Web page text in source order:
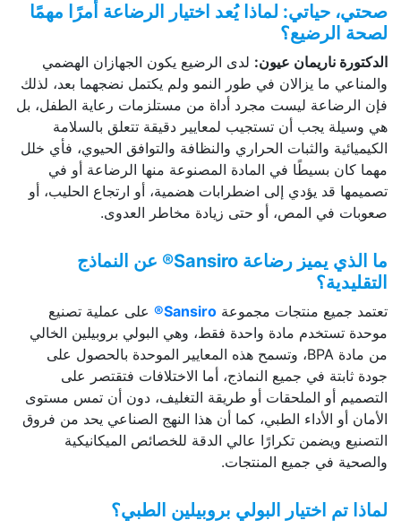
صحتي، حياتي: لماذا يُعد اختيار الرضاعة أمرًا مهمًا
لصحة الرضيع؟
الدكتورة ناريمان عيون: لدى الرضيع يكون الجهازان الهضمي
والمناعي ما يزالان في طور النمو ولم يكتمل نضجهما بعد، لذلك
فإن الرضاعة ليست مجرد أداة من مستلزمات رعاية الطفل، بل
هي وسيلة يجب أن تستجيب لمعايير دقيقة تتعلق بالسلامة
الكيميائية والثبات الحراري والنظافة والتوافق الحيوي، فأي خلل
مهما كان بسيطًا في المادة المصنوعة منها الرضاعة أو في
تصميمها قد يؤدي إلى اضطرابات هضمية، أو ارتجاع الحليب، أو
صعوبات في المص، أو حتى زيادة مخاطر العدوى.
ما الذي يميز رضاعة
عن النماذج
التقليدية؟
تعتمد جميع منتجات مجموعة Sansiro®
على عملية تصنيع
موحدة تستخدم مادة واحدة فقط، وهي البولي بروبيلين الخالي
من مادة BPA، وتسمح هذه المعايير الموحدة بالحصول على
جودة ثابتة في جميع النماذج، أما الاختلافات فتقتصر على
التصميم أو الملحقات أو طريقة التغليف، دون أن تمس مستوى
الأمان أو الأداء الطبي، كما أن هذا النهج الصناعي يحد من فروق
التصنيع ويضمن تكرارًا عالي الدقة للخصائص الميكانيكية
والصحية في جميع المنتجات.
لماذا تم اختيار البولي بروبيلين الطبي؟